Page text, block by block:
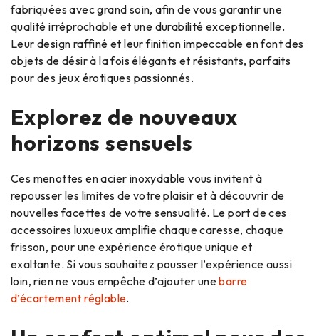
fabriquées avec grand soin, afin de vous garantir une
qualité irréprochable et une durabilité exceptionnelle.
Leur design raffiné et leur finition impeccable en font des
objets de désir à la fois élégants et résistants, parfaits
pour des jeux érotiques passionnés.
Explorez de nouveaux
horizons sensuels
Ces menottes en acier inoxydable vous invitent à
repousser les limites de votre plaisir et à découvrir de
nouvelles facettes de votre sensualité. Le port de ces
accessoires luxueux amplifie chaque caresse, chaque
frisson, pour une expérience érotique unique et
exaltante. Si vous souhaitez pousser l’expérience aussi
loin, rien ne vous empêche d’ajouter unebarre
d’écartement réglable.